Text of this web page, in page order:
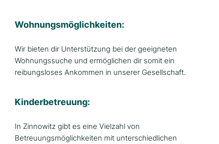
Wohnungsmöglichkeiten:
Wir bieten dir Unterstützung bei der geeigneten
Wohnungssuche und ermöglichen dir somit ein
reibungsloses Ankommen in unserer Gesellschaft.
Kinderbetreuung:
In Zinnowitz gibt es eine Vielzahl von
Betreuungsmöglichkeiten mit unterschiedlichen